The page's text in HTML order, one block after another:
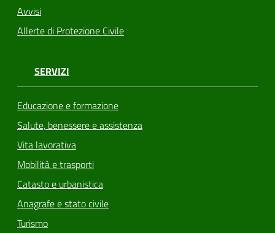
Avvisi
Allerte di Protezione Civile
SERVIZI
Educazione e formazione
Salute, benessere e assistenza
Vita lavorativa
Mobilità e trasporti
Catasto e urbanistica
Anagrafe e stato civile
Turismo